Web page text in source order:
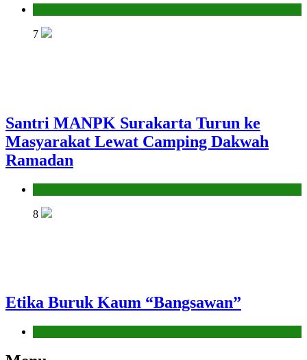
7
Santri MANPK Surakarta Turun ke
Masyarakat Lewat Camping Dakwah
Ramadan
8
Etika Buruk Kaum “Bangsawan”